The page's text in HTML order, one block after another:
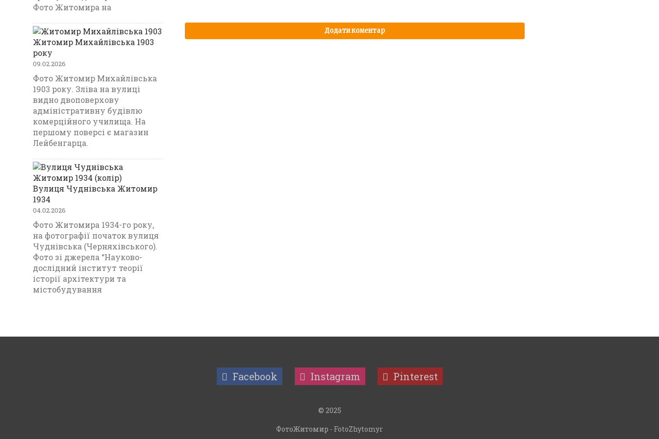
Фото Житомира на
Житомир Михайлівська 1903
року
09.02.2026
Фото Житомир Михайлівська
1903 року. Зліва на вулиці
видно двоповерхову
адміністративну будівлю
комерційного училища. На
першому поверсі є магазин
Лейбенгарца.
Вулиця Чуднівська Житомир
1934
04.02.2026
Фото Житомира 1934-го року,
на фотографії початок вулиця
Чуднівська (Черняхівського).
Фото зі джерела “Науково-
дослідний інститут теорії
історії архітектури та
містобудування
Facebook Instagram Pinterest
© 2025
ФотоЖитомир - FotoZhytomyr